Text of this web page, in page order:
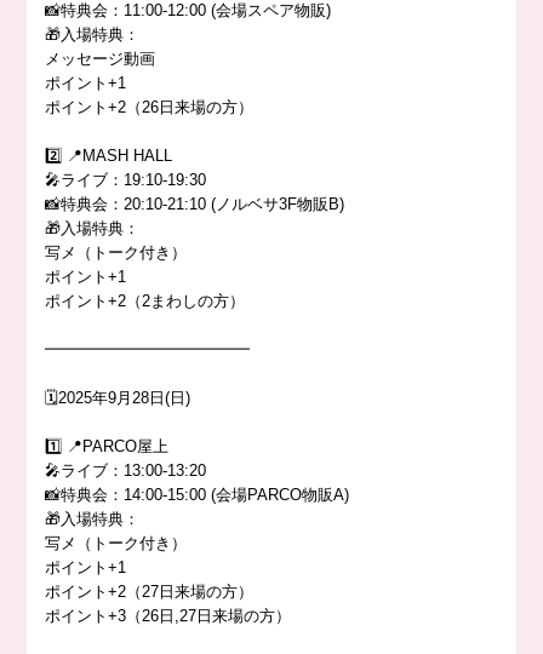
📸特典会：11:00-12:00 (会場スペア物販)
🎁入場特典：
メッセージ動画
ポイント+1
ポイント+2（26日来場の方）
2️⃣ 📍MASH HALL
🎤ライブ：19:10-19:30
📸特典会：20:10-21:10 (ノルベサ3F物販B)
🎁入場特典：
写メ（トーク付き）
ポイント+1
ポイント+2（2まわしの方）
━━━━━━━━━━━━━
🗓️2025年9月28日(日)
1️⃣ 📍PARCO屋上
🎤ライブ：13:00-13:20
📸特典会：14:00-15:00 (会場PARCO物販A)
🎁入場特典：
写メ（トーク付き）
ポイント+1
ポイント+2（27日来場の方）
ポイント+3（26日,27日来場の方）